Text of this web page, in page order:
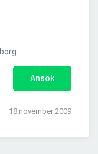
Ansök
18 november 2009